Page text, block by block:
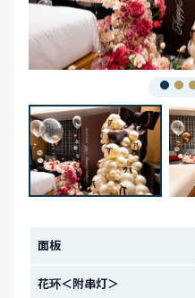
金额图像。
面板
花环＜附串灯＞